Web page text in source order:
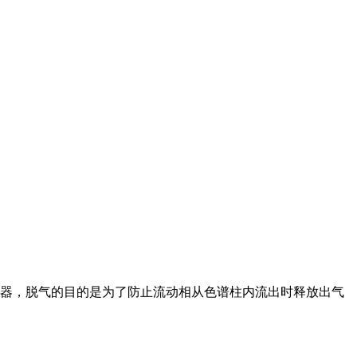
，脱气的目的是为了防止流动相从色谱柱内流出时释放出气